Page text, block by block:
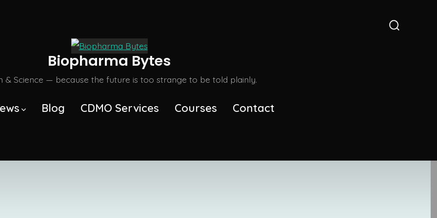
Biopharma Bytes
& Science — because the future is too strange to be told plainly.
Blog CDMO Services Courses Contact